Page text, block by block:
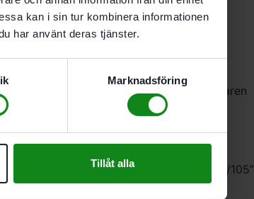
kan i sin tur kombinera informationen
har använt deras tjänster.
Marknadsföring
Tillåt alla
arbetsplats tillsammans med dammsugaren
än.
”Festool Utsugsadapter AA-BS 75/105”
för att skriva en recension.